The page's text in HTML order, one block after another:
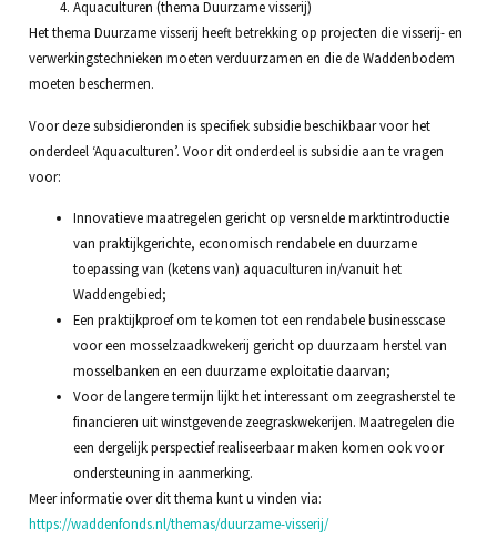
Aquaculturen (thema Duurzame visserij)
Het thema Duurzame visserij heeft betrekking op projecten die visserij- en
verwerkingstechnieken moeten verduurzamen en die de Waddenbodem
moeten beschermen.
Voor deze subsidieronden is specifiek subsidie beschikbaar voor het
onderdeel ‘Aquaculturen’. Voor dit onderdeel is subsidie aan te vragen
voor:
Innovatieve maatregelen gericht op versnelde marktintroductie
van praktijkgerichte, economisch rendabele en duurzame
toepassing van (ketens van) aquaculturen in/vanuit het
Waddengebied;
Een praktijkproef om te komen tot een rendabele businesscase
voor een mosselzaadkwekerij gericht op duurzaam herstel van
mosselbanken en een duurzame exploitatie daarvan;
Voor de langere termijn lijkt het interessant om zeegrasherstel te
financieren uit winstgevende zeegraskwekerijen. Maatregelen die
een dergelijk perspectief realiseerbaar maken komen ook voor
ondersteuning in aanmerking.
Meer informatie over dit thema kunt u vinden via:
https://waddenfonds.nl/themas/duurzame-visserij/